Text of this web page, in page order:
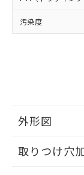
汚染度
外形図
取りつけ穴
お
※3 非
※本証明
るもの
また、
物質の
荷製品
い合わせ